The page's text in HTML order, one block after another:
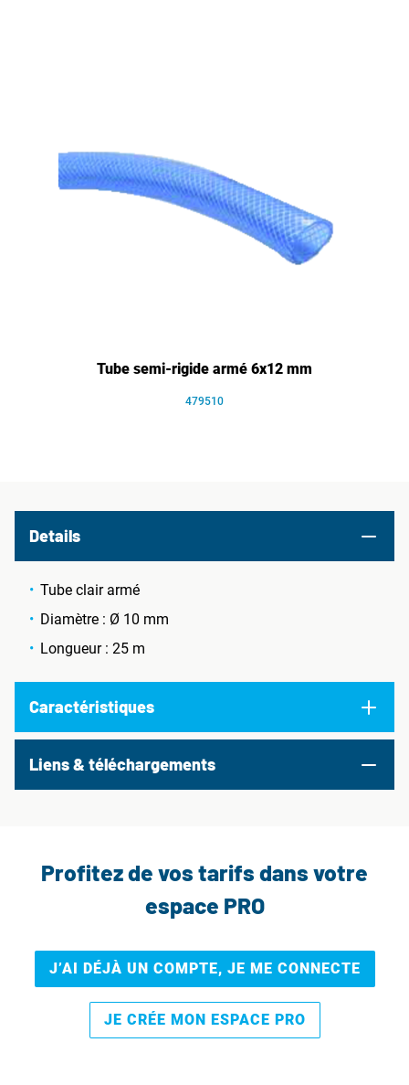
Tube semi-rigide armé 6x12 mm
479510
Details
Tube clair armé
Diamètre : Ø 10 mm
Longueur : 25 m
Caractéristiques
Liens & téléchargements
Profitez de vos tarifs dans votre
espace PRO
J’AI DÉJÀ UN COMPTE, JE ME CONNECTE
JE CRÉE MON ESPACE PRO